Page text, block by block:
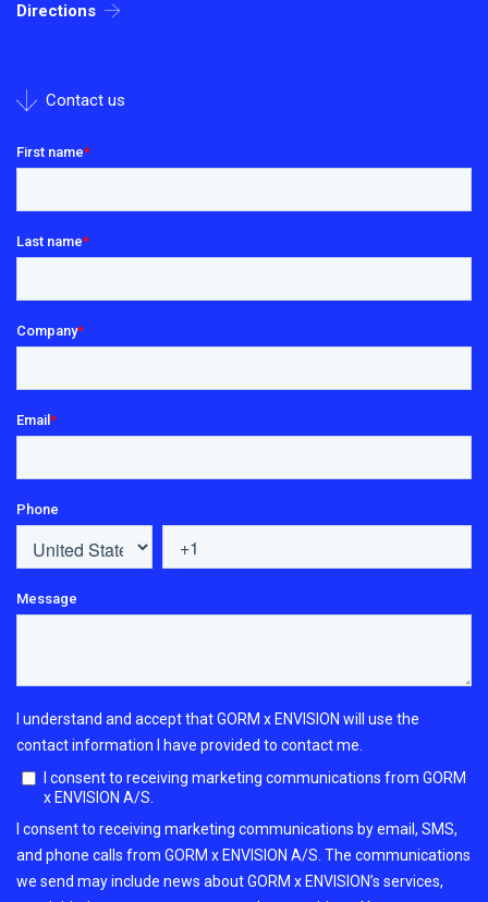
Directions
Contact us